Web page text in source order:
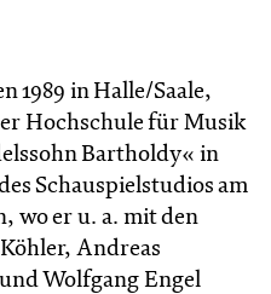
1989 in Halle/Saale,
Hochschule für Musik
Bartholdy« in
Schauspielstudios am
wo er u. a. mit den
Andreas
Wolfgang Engel